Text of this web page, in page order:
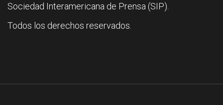
Sociedad Interamericana de Prensa (SIP).
Todos los derechos reservados.